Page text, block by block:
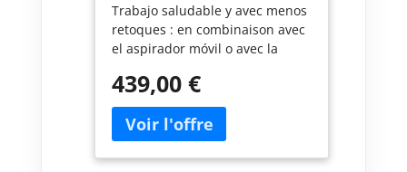
Trabajo saludable y avec menos
retoques : en combinaison avec
el aspirador móvil o avec la
Protector desmontable, que
permite lijar avec cuidado
superficies de ventanas, marcos
y entrepaños Pour une
utilisation durable : sac de
439,00 €